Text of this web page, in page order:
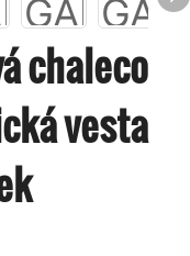
chaleco
vesta